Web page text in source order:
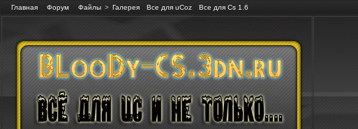
Главная Форум Файлы > Галерея Все для uCoz Все для Cs 1.6